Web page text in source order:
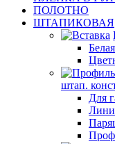
ПОЛОТНО
ШТАПИКОВАЯ
Белая
штап.
Для